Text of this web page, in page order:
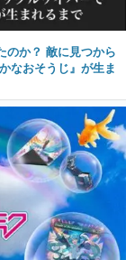
のか？ 敵に見つから
なおそうじ』が生ま